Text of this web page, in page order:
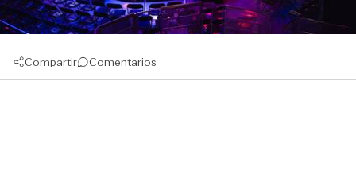
Compartir Comentarios